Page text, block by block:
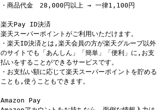
・商品代金 28,000円以上 → 一律1,100円
楽天Pay ID決済
楽天スーパーポイントがご利用いただけます。
・楽天ID決済とは,楽天会員の方が楽天グループ以外
のサイトでも「あんしん」「簡単」「便利」に,お支
払いをすることができるサービスです。
・お支払い額に応じて楽天スーパーポイントを貯める
ことも,使うこともできます。
Amazon Pay